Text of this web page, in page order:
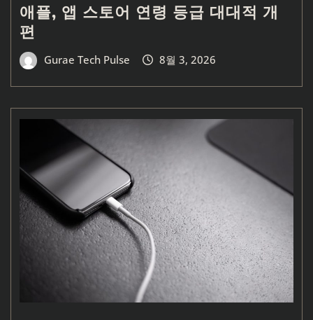
애플, 앱 스토어 연령 등급 대대적 개
편
Gurae Tech Pulse 8월 3, 2026